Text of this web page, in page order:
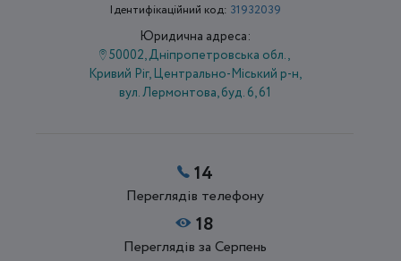
Ідентифікаційний код: 31932039
Юридична адреса:
50002, Дніпропетровська обл.,
Кривий Ріг, Центрально-Міський р-н,
вул. Лермонтова, буд. 6, 61
14
Переглядів телефону
18
Переглядів за Серпень